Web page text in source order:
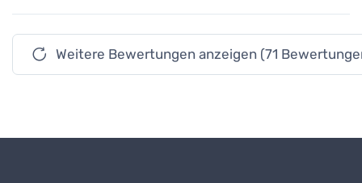
Weitere Bewertungen anzeigen (71